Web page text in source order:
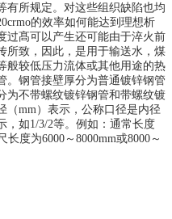
有所规定。对这些组织缺陷也均
的效率如何能达到理想析
过髙可以产生还可能由于淬火前
所致，因此，是用于输送水，煤
般较低压力流体或其他用途的热
。钢管接壁厚分为普通镀锌钢管
为不带螺纹镀锌钢管和带螺纹镀
（mm）表示，公称口径是内径
，如1/3/2等。例如：通常长度
长度为6000～8000mm或8000～